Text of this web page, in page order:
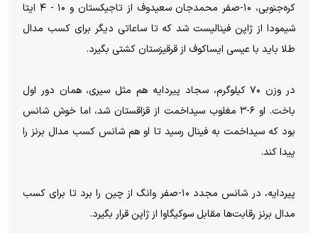
کره‌جنوبی، ۱۰-صفر محمدجان سعیدوف از تاجیکستان و ۱۰ - ۴ ایتا
شیمودا از ژاپن فینالیست شد که تا ساعاتی دیگر برای کسب مدال
طلا باید با عیسی ایساکوف از قرقیزستان کشتی بگیرد.
در وزن ۷۰ کیلوگرم، سجاد پیردایه هم مثل سیری، همان دور اول
باخت. او ۶-۳ مغلوب سیداخمت از قزاقستان شد، اما خوش شانس
بود که سیداخمت به فینال رسید تا او هم شانس کسب مدال برنز را
پیدا کند.
پیردایه، در شانس مجدد ۱۰-صفر وانگ از چین را برد تا برای کسب
مدال برنز رقابت‌ها مقابل سوکیگاوا از ژاپن قرار بگیرد.